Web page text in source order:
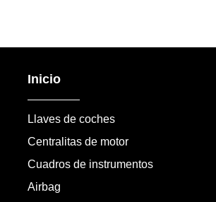
Inicio
Llaves de coches
Centralitas de motor
Cuadros de instrumentos
Airbag